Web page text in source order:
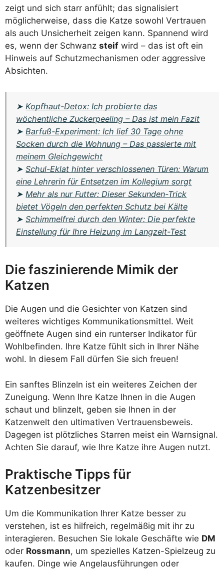
zeigt und sich starr anfühlt; das signalisiert
möglicherweise, dass die Katze sowohl Vertrauen
als auch Unsicherheit zeigen kann. Spannend wird
es, wenn der Schwanz steif wird – das ist oft ein
Hinweis auf Schutzmechanismen oder aggressive
Absichten.
➤Kopfhaut-Detox: Ich probierte das
wöchentliche Zuckerpeeling – Das ist mein Fazit
➤Barfuß-Experiment: Ich lief 30 Tage ohne
Socken durch die Wohnung – Das passierte mit
meinem Gleichgewicht
➤Schul-Eklat hinter verschlossenen Türen: Warum
eine Lehrerin für Entsetzen im Kollegium sorgt
➤Mehr als nur Futter: Dieser Sekunden-Trick
bietet Vögeln den perfekten Schutz bei Kälte
➤Schimmelfrei durch den Winter: Die perfekte
Einstellung für Ihre Heizung im Langzeit-Test
Die faszinierende Mimik der
Katzen
Die Augen und die Gesichter von Katzen sind
weiteres wichtiges Kommunikationsmittel. Weit
geöffnete Augen sind ein runterser Indikator für
Wohlbefinden. Ihre Katze fühlt sich in Ihrer Nähe
wohl. In diesem Fall dürfen Sie sich freuen!
Ein sanftes Blinzeln ist ein weiteres Zeichen der
Zuneigung. Wenn Ihre Katze Ihnen in die Augen
schaut und blinzelt, geben sie Ihnen in der
Katzenwelt den ultimativen Vertrauensbeweis.
Dagegen ist plötzliches Starren meist ein Warnsignal.
Achten Sie darauf, wie Ihre Katze ihre Augen nutzt.
Praktische Tipps für
Katzenbesitzer
Um die Kommunikation Ihrer Katze besser zu
verstehen, ist es hilfreich, regelmäßig mit ihr zu
interagieren. Besuchen Sie lokale Geschäfte wie DM
oder Rossmann, um spezielles Katzen-Spielzeug zu
kaufen. Dinge wie Angelausführungen oder